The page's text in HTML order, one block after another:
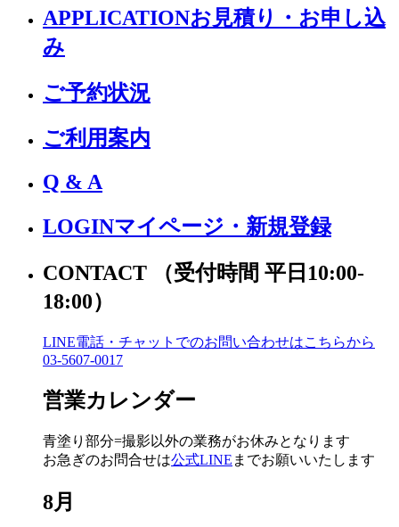
APPLICATIONお見積り・お申し込
み
ご予約状況
ご利用案内
Q & A
LOGINマイページ・新規登録
CONTACT
（受付時間 平日10:00-
18:00）
LINE電話・チャットでのお問い合わせはこちらから
03-5607-0017
営業カレンダー
青塗り 部分=撮影以外の業務がお休みとなります
お急ぎのお問合せは公式LINE までお願いいたします
8月